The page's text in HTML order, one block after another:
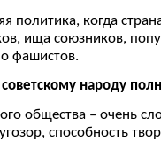
политика, когда
ища союзников,
фашистов.
народу
общества – очень
способность